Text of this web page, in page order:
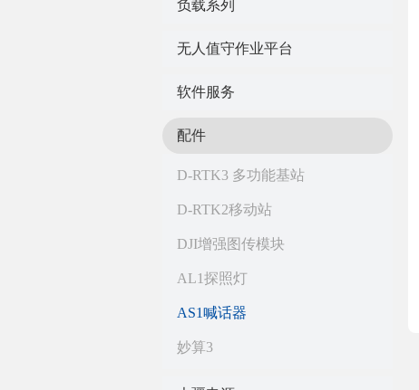
负载系列
无人值守作业平台
软件服务
配件
D-RTK3 多功能基站
D-RTK2移动站
DJI增强图传模块
AL1探照灯
AS1喊话器
妙算3